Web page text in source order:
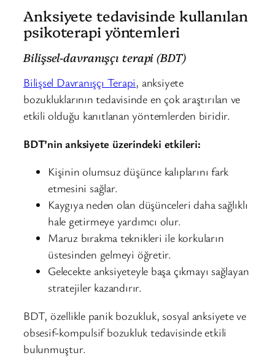
Anksiyete tedavisinde kullanılan
psikoterapi yöntemleri
Bilişsel-davranışçı terapi (BDT)
Bilişsel Davranışçı Terapi, anksiyete
bozukluklarının tedavisinde en çok araştırılan ve
etkili olduğu kanıtlanan yöntemlerden biridir.
BDT’nin anksiyete üzerindeki etkileri:
Kişinin olumsuz düşünce kalıplarını fark
etmesini sağlar.
Kaygıya neden olan düşünceleri daha sağlıklı
hale getirmeye yardımcı olur.
Maruz bırakma teknikleri ile korkuların
üstesinden gelmeyi öğretir.
Gelecekte anksiyeteyle başa çıkmayı sağlayan
stratejiler kazandırır.
BDT, özellikle panik bozukluk, sosyal anksiyete ve
obsesif-kompulsif bozukluk tedavisinde etkili
bulunmuştur.